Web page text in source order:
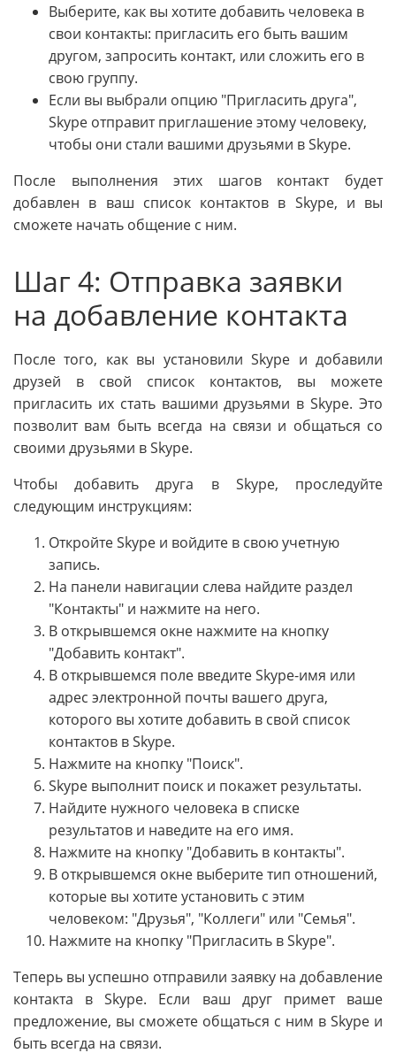
Выберите, как вы хотите добавить человека в
свои контакты: пригласить его быть вашим
другом, запросить контакт, или сложить его в
свою группу.
Если вы выбрали опцию "Пригласить друга",
Skype отправит приглашение этому человеку,
чтобы они стали вашими друзьями в Skype.
После выполнения этих шагов контакт будет
добавлен в ваш список контактов в Skype, и вы
сможете начать общение с ним.
Шаг 4: Отправка заявки
на добавление контакта
После того, как вы установили Skype и добавили
друзей в свой список контактов, вы можете
пригласить их стать вашими друзьями в Skype. Это
позволит вам быть всегда на связи и общаться со
своими друзьями в Skype.
Чтобы добавить друга в Skype, проследуйте
следующим инструкциям:
Откройте Skype и войдите в свою учетную
запись.
На панели навигации слева найдите раздел
"Контакты" и нажмите на него.
В открывшемся окне нажмите на кнопку
"Добавить контакт".
В открывшемся поле введите Skype-имя или
адрес электронной почты вашего друга,
которого вы хотите добавить в свой список
контактов в Skype.
Нажмите на кнопку "Поиск".
Skype выполнит поиск и покажет результаты.
Найдите нужного человека в списке
результатов и наведите на его имя.
Нажмите на кнопку "Добавить в контакты".
В открывшемся окне выберите тип отношений,
которые вы хотите установить с этим
человеком: "Друзья", "Коллеги" или "Семья".
Нажмите на кнопку "Пригласить в Skype".
Теперь вы успешно отправили заявку на добавление
контакта в Skype. Если ваш друг примет ваше
предложение, вы сможете общаться с ним в Skype и
быть всегда на связи.